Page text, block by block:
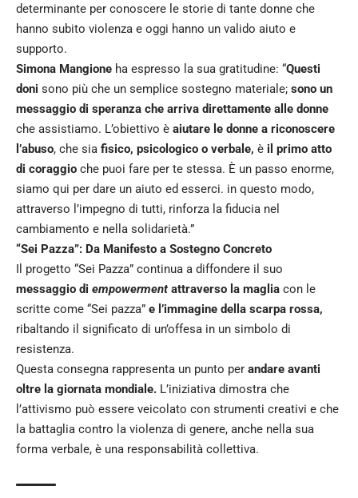
determinante per conoscere le storie di tante donne che
hanno subito violenza e oggi hanno un valido aiuto e
supporto.
Simona Mangione ha espresso la sua gratitudine: “Questi
doni sono più che un semplice sostegno materiale; sono un
messaggio di speranza che arriva direttamente alle donne
che assistiamo. L’obiettivo è aiutare le donne a riconoscere
l’abuso, che sia fisico, psicologico o verbale, è il primo atto
di coraggio che puoi fare per te stessa. È un passo enorme,
siamo qui per dare un aiuto ed esserci. in questo modo,
attraverso l’impegno di tutti, rinforza la fiducia nel
cambiamento e nella solidarietà.”
“Sei Pazza”: Da Manifesto a Sostegno Concreto
Il progetto “Sei Pazza” continua a diffondere il suo
messaggio di empowerment attraverso la maglia con le
scritte come “Sei pazza” e l’immagine della scarpa rossa,
ribaltando il significato di un’offesa in un simbolo di
resistenza.
Questa consegna rappresenta un punto per andare avanti
oltre la giornata mondiale. L’iniziativa dimostra che
l’attivismo può essere veicolato con strumenti creativi e che
la battaglia contro la violenza di genere, anche nella sua
forma verbale, è una responsabilità collettiva.